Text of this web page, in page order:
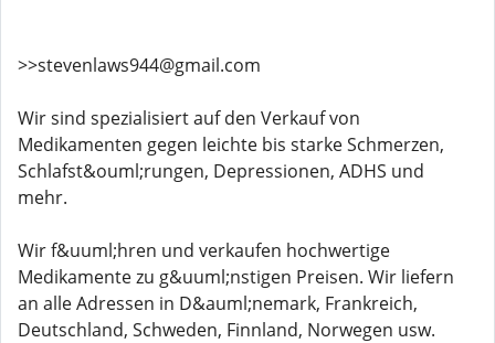
>>stevenlaws944@gmail.com
Wir sind spezialisiert auf den Verkauf von
Medikamenten gegen leichte bis starke Schmerzen,
Schlafst&ouml;rungen, Depressionen, ADHS und
mehr.
Wir f&uuml;hren und verkaufen hochwertige
Medikamente zu g&uuml;nstigen Preisen. Wir liefern
an alle Adressen in D&auml;nemark, Frankreich,
Deutschland, Schweden, Finnland, Norwegen usw.